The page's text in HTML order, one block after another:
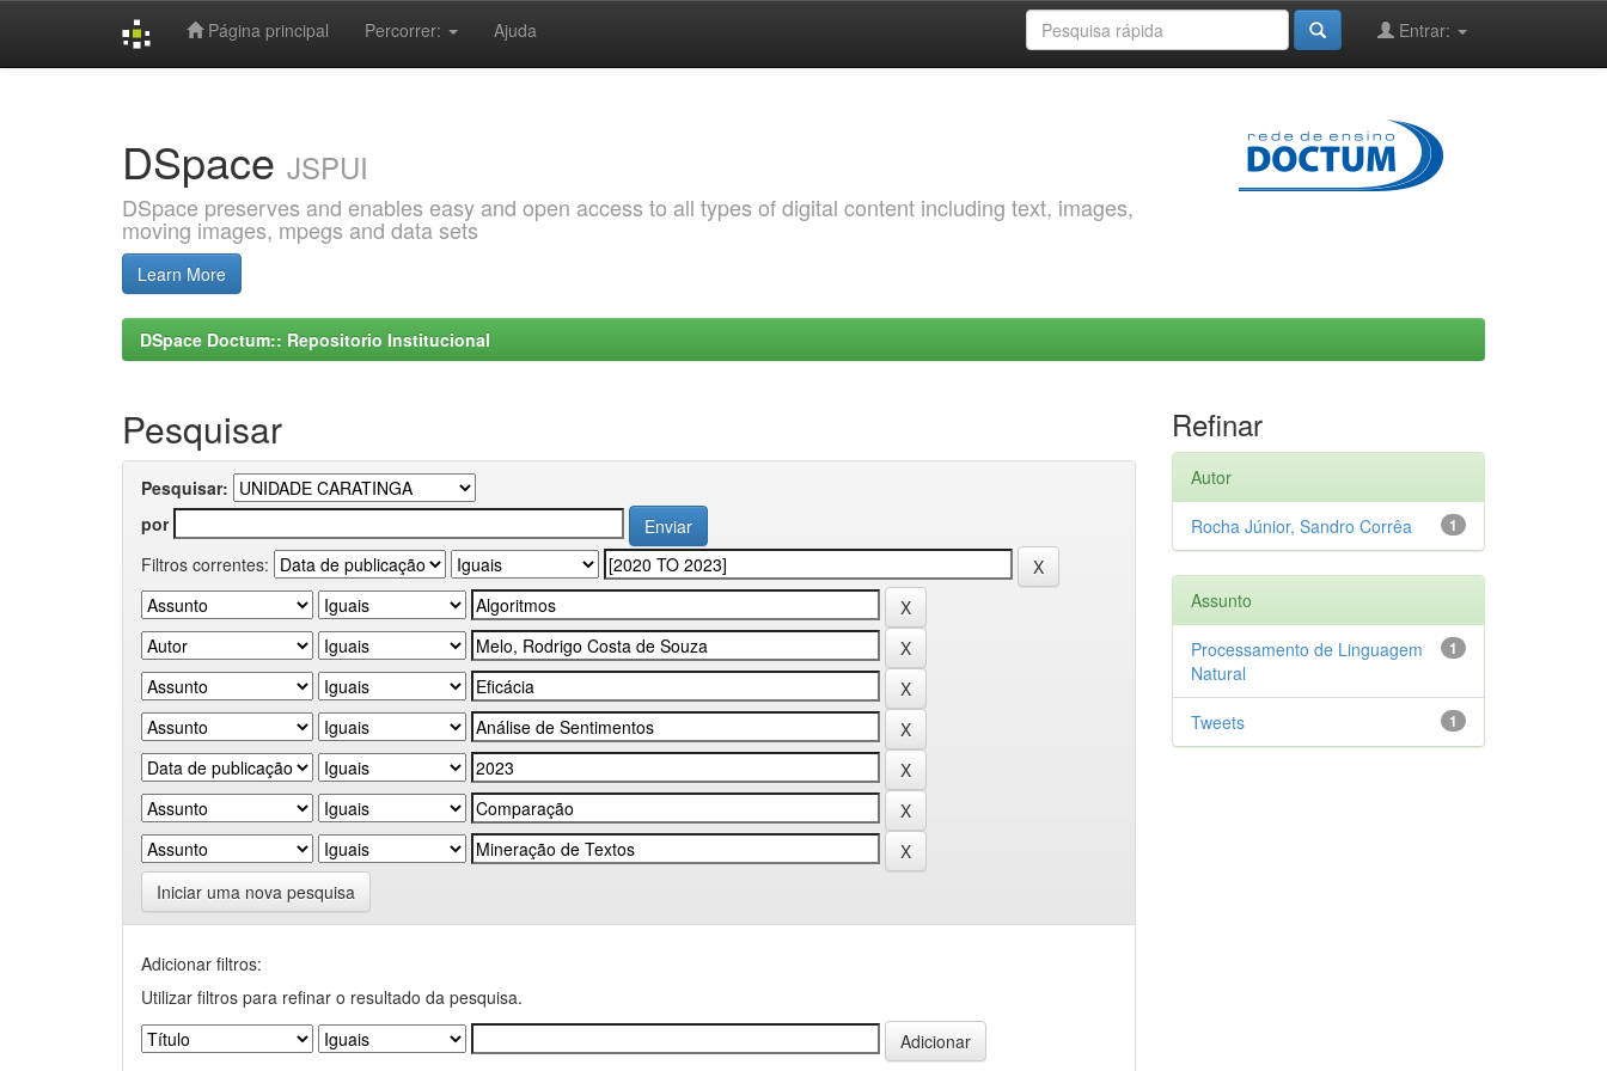
Página principal Percorrer: Ajuda Entrar:
DSpace JSPUI
DSpace preserves and enables easy and open access to all types of digital content including text, images,
moving images, mpegs and data sets
Learn More
DSpace Doctum:: Repositorio Institucional
Pesquisar
Pesquisar:
por
Filtros correntes:
Iniciar uma nova pesquisa
Adicionar filtros:
Utilizar filtros para refinar o resultado da pesquisa.
Refinar
Autor
1
Rocha Júnior, Sandro Corrêa
Assunto
1
Processamento de Linguagem
Natural
1
Tweets